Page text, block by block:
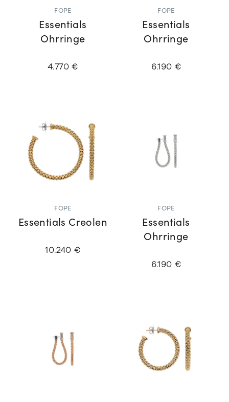
FOPE
Essentials
Ohrringe
4.770 €
FOPE
Essentials
Ohrringe
6.190 €
FOPE
Essentials Creolen
10.240 €
FOPE
Essentials
Ohrringe
6.190 €